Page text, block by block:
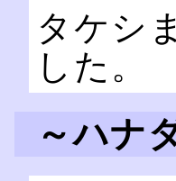
タケシ
した。
～ハナ